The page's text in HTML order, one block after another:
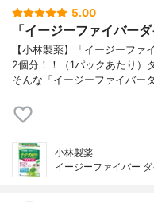
5.00
「イージーファイバー
【小林製薬】「イージーフ
2個分！！（1パックあたり）
そんな「イージーファイバー
小林製薬
イージーファイバー ダ